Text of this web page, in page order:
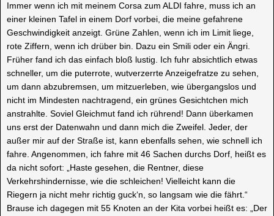
Immer wenn ich mit meinem Corsa zum ALDI fahre, muss ich an
einer kleinen Tafel in einem Dorf vorbei, die meine gefahrene
Geschwindigkeit anzeigt. Grüne Zahlen, wenn ich im Limit liege,
rote Ziffern, wenn ich drüber bin. Dazu ein Smili oder ein Ängri.
Früher fand ich das einfach bloß lustig. Ich fuhr absichtlich etwas
schneller, um die puterrote, wutverzerrte Anzeigefratze zu sehen,
um dann abzubremsen, um mitzuerleben, wie übergangslos und
nicht im Mindesten nachtragend, ein grünes Gesichtchen mich
anstrahlte. Soviel Gleichmut fand ich rührend! Dann überkamen
uns erst der Datenwahn und dann mich die Zweifel. Jeder, der
außer mir auf der Straße ist, kann ebenfalls sehen, wie schnell ich
fahre. Angenommen, ich fahre mit 46 Sachen durchs Dorf, heißt es
da nicht sofort: „Haste gesehen, die Rentner, diese
Verkehrshindernisse, wie die schleichen! Vielleicht kann die
Riegern ja nicht mehr richtig guck‘n, so langsam wie die fährt.“
Brause ich dagegen mit 55 Knoten an der Kita vorbei heißt es: „Der